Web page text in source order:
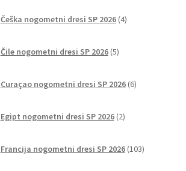
Češka nogometni dresi SP 2026 4izdelki
Čile nogometni dresi SP 2026 5izdelkov
Curaçao nogometni dresi SP 2026 6izdelkov
Egipt nogometni dresi SP 2026 2izdelka
Francija nogometni dresi SP 2026 103izdelki